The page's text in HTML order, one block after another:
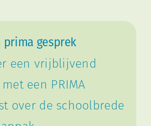
prima gesprek
een vrijblijvend
een PRIMA
over de schoolbrede